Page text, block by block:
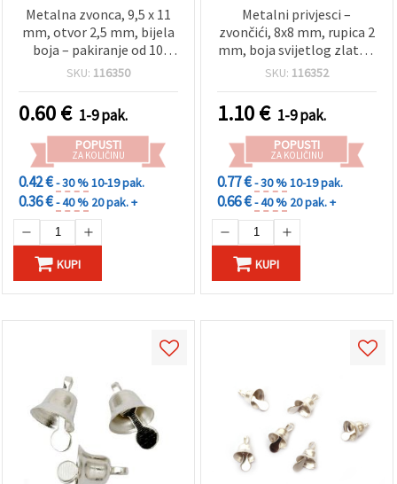
Metalna zvonca, 9,5 x 11
mm, otvor 2,5 mm, bijela
boja – pakiranje od 10
kom
SKU: 116350
0.60€ 1-9 pak.
POPUSTI
ZA KOLIČINU
0.42 €- 30 %10-19 pak.
0.36 €- 40 % 20 pak. +
KUPI
Metalni privjesci –
zvončići, 8x8 mm, rupica 2
mm, boja svijetlog zlata –
pakiranje 10 komada
SKU: 116352
1.10€ 1-9 pak.
POPUSTI
ZA KOLIČINU
0.77 €- 30 %10-19 pak.
0.66 €- 40 % 20 pak. +
KUPI